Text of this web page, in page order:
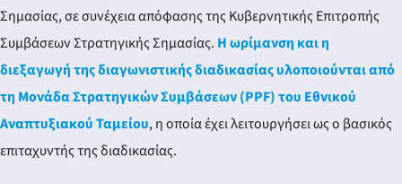
Σημασίας, σε συνέχεια απόφασης της Κυβερνητικής Επιτροπής
Συμβάσεων Στρατηγικής Σημασίας. Η ωρίμανση και η
διεξαγωγή της διαγωνιστικής διαδικασίας υλοποιούνται από
τη Μονάδα Στρατηγικών Συμβάσεων (PPF) του Εθνικού
Αναπτυξιακού Ταμείου, η οποία έχει λειτουργήσει ως ο βασικός
επιταχυντής της διαδικασίας.